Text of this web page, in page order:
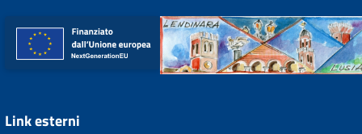
Link esterni